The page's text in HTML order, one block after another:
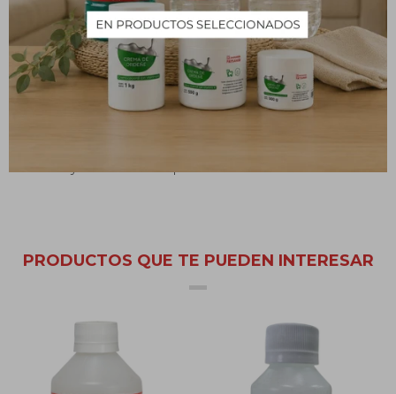
Usos y beneficios
En el ámbito doméstico posee una acción desengrasante sobre
PRODUCTOS QUE TE PUEDEN INTERESAR